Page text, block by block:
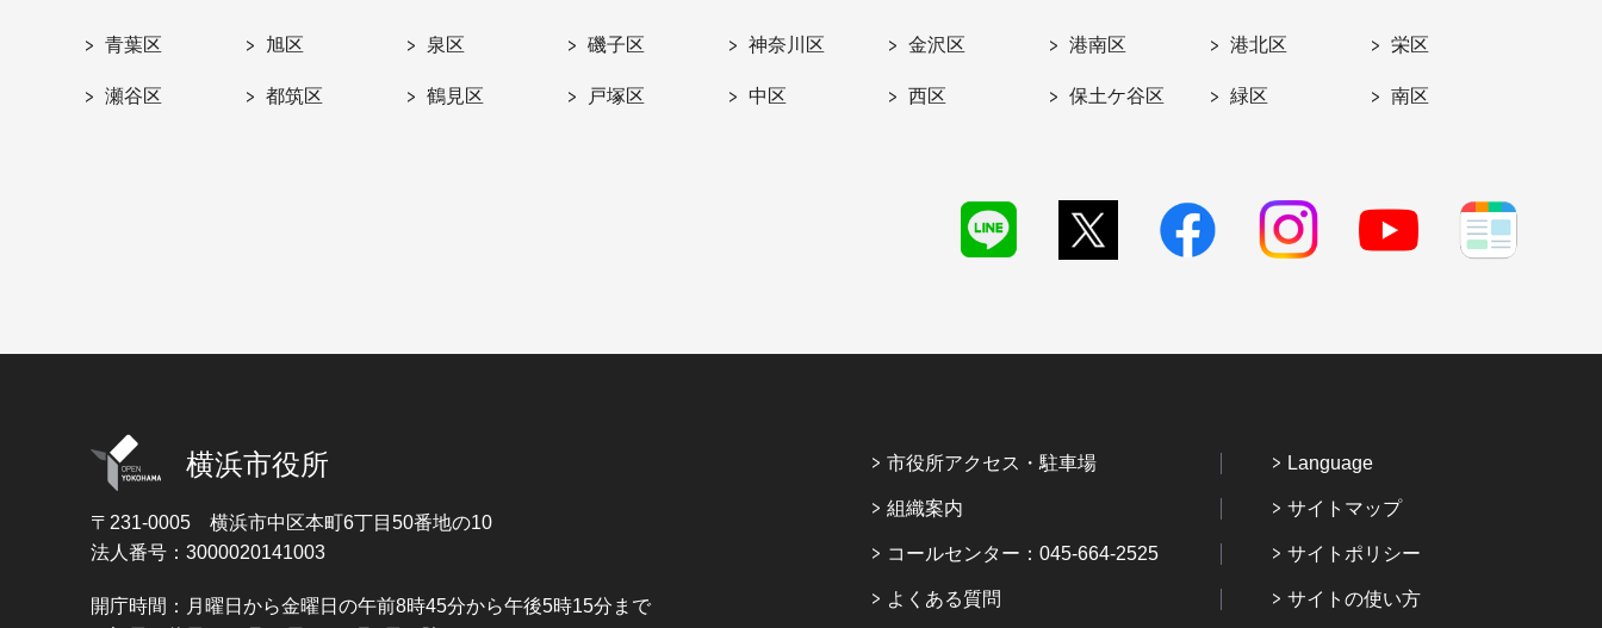
青葉区 旭区 泉区 磯子区 神奈川区 金沢区 港南区 港北区 栄区
瀬谷区 都筑区 鶴見区 戸塚区 中区 西区 保土ケ谷区 緑区 南区
横浜市役所
〒231-0005 横浜市中区本町6丁目50番地の10
法人番号：3000020141003
開庁時間：月曜日から金曜日の午前8時45分から午後5時15分まで
市役所アクセス・駐車場
組織案内
コールセンター：045-664-2525
よくある質問
Language
サイトマップ
サイトポリシー
サイトの使い方